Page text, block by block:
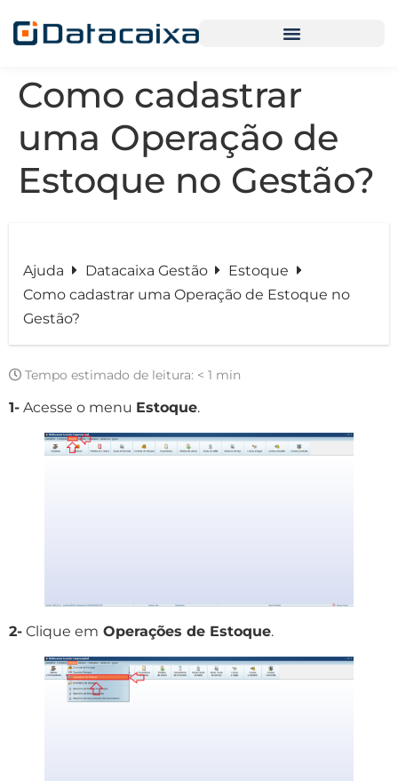
Como cadastrar
uma Operação de
Estoque no Gestão?
Ajuda Datacaixa Gestão
Estoque
Como cadastrar uma Operação de Estoque no
Gestão?
Tempo estimado de leitura: < 1 min
1- Acesse o menu Estoque.
2- Clique em Operações de Estoque.